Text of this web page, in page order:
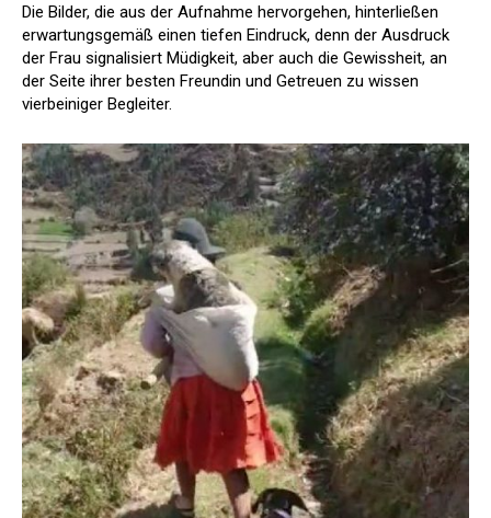
Die Bilder, die aus der Aufnahme hervorgehen, hinterließen
erwartungsgemäß einen tiefen Eindruck, denn der Ausdruck
der Frau signalisiert Müdigkeit, aber auch die Gewissheit, an
der Seite ihrer besten Freundin und Getreuen zu wissen
vierbeiniger Begleiter.